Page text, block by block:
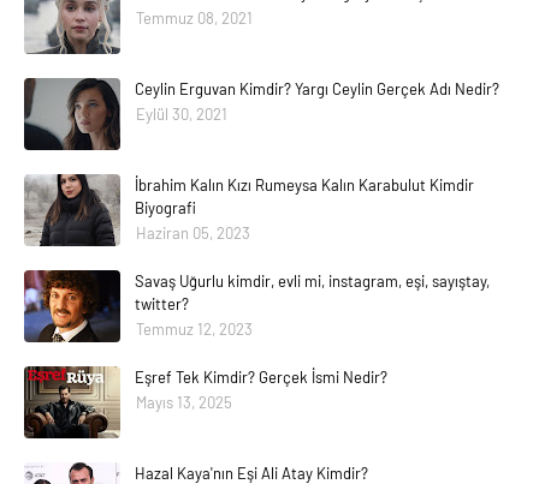
Temmuz 08, 2021
Ceylin Erguvan Kimdir? Yargı Ceylin Gerçek Adı Nedir?
Eylül 30, 2021
İbrahim Kalın Kızı Rumeysa Kalın Karabulut Kimdir
Biyografi
Haziran 05, 2023
Savaş Uğurlu kimdir, evli mi, instagram, eşi, sayıştay,
twitter?
Temmuz 12, 2023
Eşref Tek Kimdir? Gerçek İsmi Nedir?
Mayıs 13, 2025
Hazal Kaya'nın Eşi Ali Atay Kimdir?